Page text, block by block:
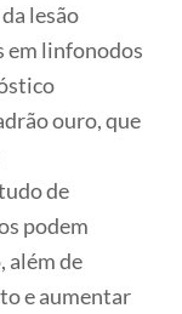
lesão
em linfonodos
ouro, que
de
podem
além de
e aumentar